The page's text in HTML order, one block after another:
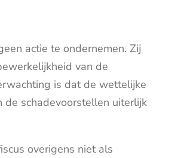
actie te ondernemen. Zij
van de
is dat de wettelijke
schadevoorstellen uiterlijk
overigens niet als